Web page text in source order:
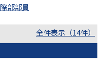
部部員
全件表示（14件）